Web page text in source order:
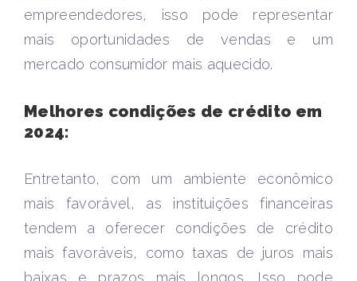
empreendedores, isso pode representar
mais oportunidades de vendas e um
mercado consumidor mais aquecido.
Melhores condições de crédito em
2024:
Entretanto, com um ambiente econômico
mais favorável, as instituições financeiras
tendem a oferecer condições de crédito
mais favoráveis, como taxas de juros mais